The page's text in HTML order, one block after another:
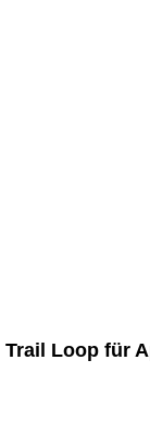
Trail Loop für